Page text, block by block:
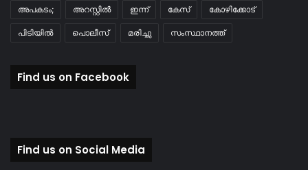
അപകടം; അറസ്റ്റിൽ ഇന്ന് കേസ് കോഴിക്കോട്
പിടിയിൽ പൊലീസ് മരിച്ചു സംസ്ഥാനത്ത്
Find us on Facebook
Find us on Social Media